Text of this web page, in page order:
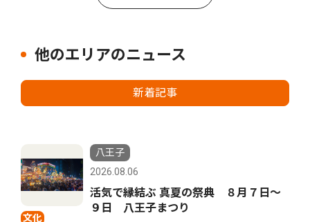
他のエリアのニュース
新着記事
文化
八王子
2026.08.06
活気で縁結ぶ 真夏の祭典 ８月７日〜
９日 八王子まつり